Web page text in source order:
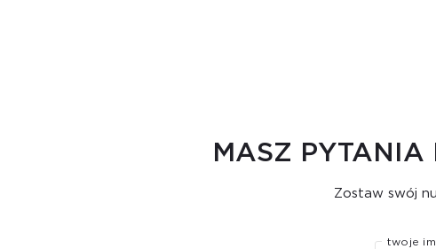
MASZ PYTANIA
Zostaw swój
twoje